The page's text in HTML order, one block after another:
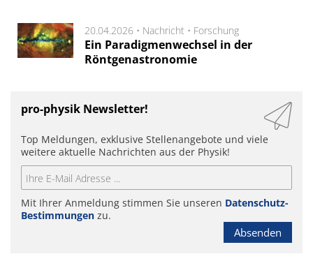
20.04.2026 • Nachricht • Forschung
Ein Paradigmenwechsel in der
Röntgenastronomie
pro-physik Newsletter!
Top Meldungen, exklusive Stellenangebote und viele
weitere aktuelle Nachrichten aus der Physik!
Mit Ihrer Anmeldung stimmen Sie unseren Datenschutz-
Bestimmungen zu.
Absenden